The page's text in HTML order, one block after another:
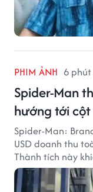
PHIM ẢNH 6
Spider-Man
hướng tới
Spider-Man:
USD doanh thu
Thành tích này
sẽ là cột mốc